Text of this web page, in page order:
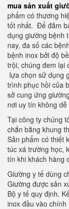
mua sản xuất
phẩm có thương
tốt nhất. Để đảm
dụng giường bệnh
nay, đa số các
bệnh inox bởi độ
trội, chúng đem lại
lựa chọn sử dụng
trình phục hồi của
sở cung ứng
nơi uy tín không dễ
Tại công ty chúng
chắn bằng khung
Sản phẩm có thiết
túc xá trường học,
tín khi khách hàng
Giường y tế dùng
Giường được sản
Bộ y tế quy định.
inox đầu vào